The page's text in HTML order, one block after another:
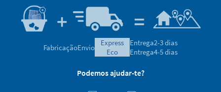
FabricaçãoEnvio
express
eco
Entrega2-3 dias
Entrega4-5 dias
Podemos ajudar-te?